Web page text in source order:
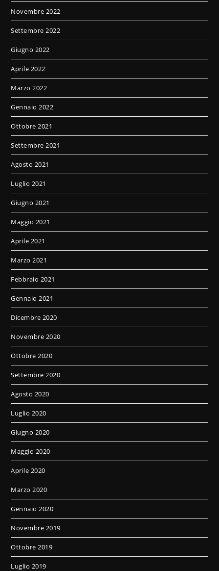
Novembre 2022
Settembre 2022
Giugno 2022
Aprile 2022
Marzo 2022
Gennaio 2022
Ottobre 2021
Settembre 2021
Agosto 2021
Luglio 2021
Giugno 2021
Maggio 2021
Aprile 2021
Marzo 2021
Febbraio 2021
Gennaio 2021
Dicembre 2020
Novembre 2020
Ottobre 2020
Settembre 2020
Agosto 2020
Luglio 2020
Giugno 2020
Maggio 2020
Aprile 2020
Marzo 2020
Gennaio 2020
Novembre 2019
Ottobre 2019
Luglio 2019